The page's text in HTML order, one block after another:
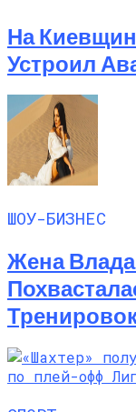
На
Устроил
ШОУ-БИЗНЕС
Жена